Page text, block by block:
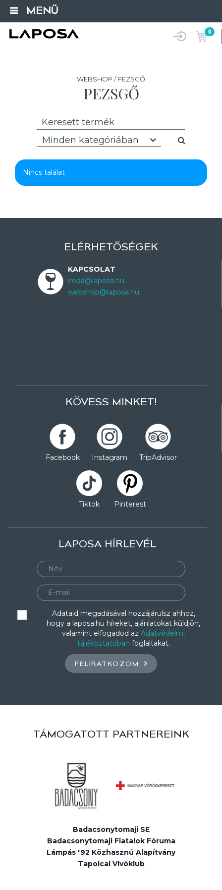
MENÜ
0
WEBSHOP / PEZSGŐ
PEZSGŐ
Minden kategóriában
Nincs találat
ELÉRHETŐSÉGEK
KAPCSOLAT
iroda@laposa.hu
webshop@laposa.hu
KÖVESS MINKET!
Facebook Instagram TripAdvisor
Tiktok Pinterest
LAPOSA HÍRLEVÉL
Adataid megadásával hozzájárulsz ahhoz,
hogy a laposa.hu híreket, ajánlatokat küldjön,
valamint elfogadod az Adatvédelmi
tájékoztatóban foglaltakat.
FELIRATKOZOM
TÁMOGATOTT PARTNEREINK
Badacsonytomaji SE
Badacsonytomaji Fiatalok Fóruma
Lámpás '92 Közhasznú Alapítvány
Tapolcai Vívóklub